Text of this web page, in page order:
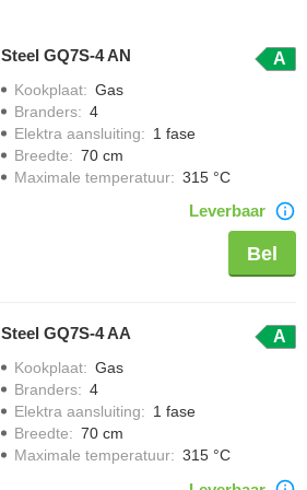
Steel GQ7S-4 AN A
Kookplaat: Gas
Branders: 4
Elektra aansluiting: 1 fase
Breedte: 70 cm
Maximale temperatuur: 315 °C
Leverbaar
Bel
Steel GQ7S-4 AA A
Kookplaat: Gas
Branders: 4
Elektra aansluiting: 1 fase
Breedte: 70 cm
Maximale temperatuur: 315 °C